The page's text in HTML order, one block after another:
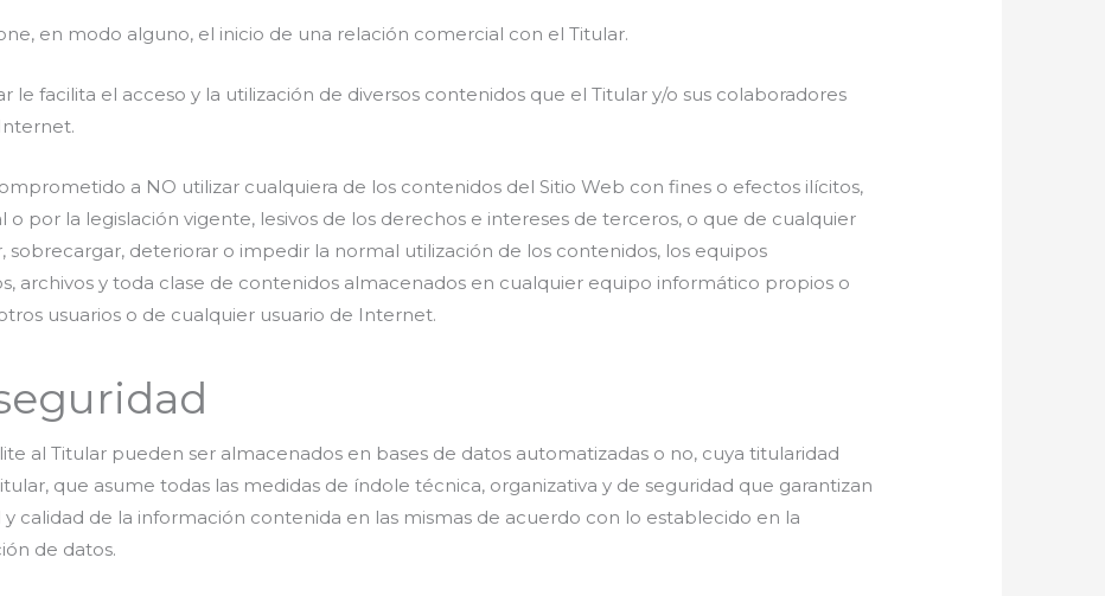
en modo alguno, el inicio de una relación comercial con el Titular.
le facilita el acceso y la utilización de diversos contenidos que el Titular y/o sus colaboradores
a NO utilizar cualquiera de los contenidos del Sitio Web con fines o efectos ilícitos,
o por la legislación vigente, lesivos de los derechos e intereses de terceros, o que de cualquier
sobrecargar, deteriorar o impedir la normal utilización de los contenidos, los equipos
archivos y toda clase de contenidos almacenados en cualquier equipo informático propios o
usuarios o de cualquier usuario de Internet.
al Titular pueden ser almacenados en bases de datos automatizadas o no, cuya titularidad
que asume todas las medidas de índole técnica, organizativa y de seguridad que garantizan
calidad de la información contenida en las mismas de acuerdo con lo establecido en la
de datos.